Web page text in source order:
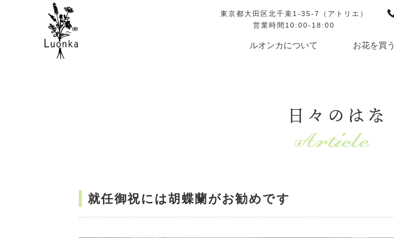
東京都大田区北千束1-35-7（アトリエ）
営業時間10:00-18:00
ルオンカについて お花を買う
日々のはな
就任御祝には胡蝶蘭がお勧めです